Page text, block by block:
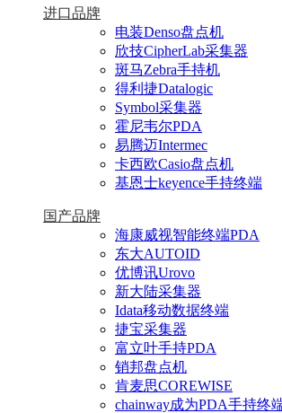
进口品牌
电装Denso盘点机
欣技CipherLab采集器
斑马Zebra手持机
得利捷Datalogic
Symbol采集器
霍尼韦尔PDA
易腾迈Intermec
卡西欧Casio盘点机
基恩士keyence手持终端
国产品牌
海康威视智能终端PDA
东大AUTOID
优博讯Urovo
新大陆采集器
Idata移动数据终端
捷宝采集器
富立叶手持PDA
销邦盘点机
肯麦思COREWISE
chainway成为PDA手持终